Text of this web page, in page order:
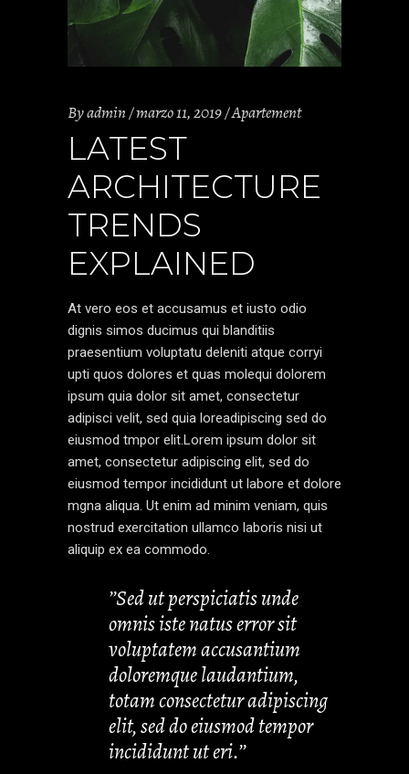
Byadmin marzo 11, 2019 Apartement
LATEST
ARCHITECTURE
TRENDS
EXPLAINED
At vero eos et accusamus et iusto odio
dignis simos ducimus qui blanditiis
praesentium voluptatu deleniti atque corryi
upti quos dolores et quas molequi dolorem
ipsum quia dolor sit amet, consectetur
adipisci velit, sed quia loreadipiscing sed do
eiusmod tmpor elit.Lorem ipsum dolor sit
amet, consectetur adipiscing elit, sed do
eiusmod tempor incididunt ut labore et dolore
mgna aliqua. Ut enim ad minim veniam, quis
nostrud exercitation ullamco laboris nisi ut
aliquip ex ea commodo.
’’Sed ut perspiciatis unde
omnis iste natus error sit
voluptatem accusantium
doloremque laudantium,
totam consectetur adipiscing
elit, sed do eiusmod tempor
incididunt ut eri.’’